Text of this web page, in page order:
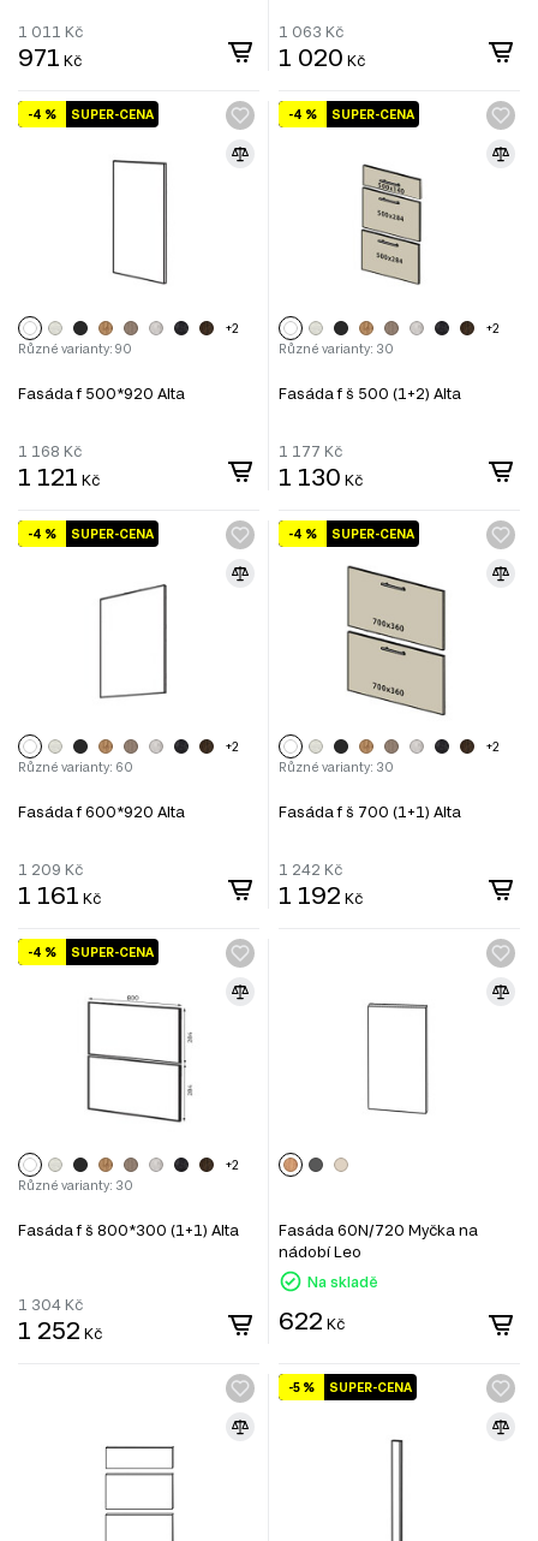
1 011 Kč
971 Kč
1 063 Kč
1 020 Kč
SUPER-CENA
-4 %
+2
Různé varianty: 90
Fasáda f 500*920 Alta
1 168 Kč
1 121 Kč
SUPER-CENA
-4 %
+2
Různé varianty: 30
Fasáda f š 500 (1+2) Alta
1 177 Kč
1 130 Kč
SUPER-CENA
-4 %
+2
Různé varianty: 60
Fasáda f 600*920 Alta
1 209 Kč
1 161 Kč
SUPER-CENA
-4 %
+2
Různé varianty: 30
Fasáda f š 700 (1+1) Alta
1 242 Kč
1 192 Kč
SUPER-CENA
-4 %
+2
Různé varianty: 30
Fasáda f š 800*300 (1+1) Alta
1 304 Kč
1 252 Kč
Fasáda 60N/720 Myčka na
nádobí Leo
Na skladě
622 Kč
SUPER-CENA
-5 %